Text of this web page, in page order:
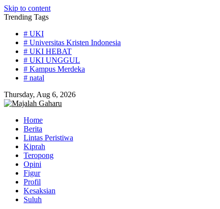
Skip to content
Trending Tags
# UKI
# Universitas Kristen Indonesia
# UKI HEBAT
# UKI UNGGUL
# Kampus Merdeka
# natal
Thursday, Aug 6, 2026
Home
Berita
Lintas Peristiwa
Kiprah
Teropong
Opini
Figur
Profil
Kesaksian
Suluh